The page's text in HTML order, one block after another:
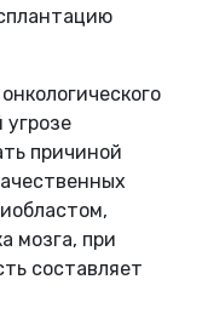
причиной
мозга, при
составляет